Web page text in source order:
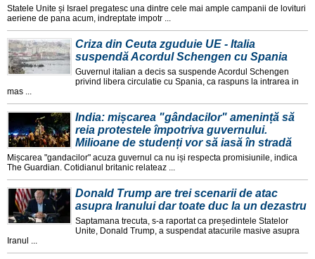
Statele Unite și Israel pregatesc una dintre cele mai ample campanii de lovituri
aeriene de pana acum, indreptate impotr ...
Criza din Ceuta zguduie UE - Italia
suspendă Acordul Schengen cu Spania
Guvernul italian a decis sa suspende Acordul Schengen
privind libera circulatie cu Spania, ca raspuns la intrarea in
mas ...
India: mișcarea "gândacilor" amenință să
reia protestele împotriva guvernului.
Milioane de studenți vor să iasă în stradă
Mișcarea "gandacilor" acuza guvernul ca nu iși respecta promisiunile, indica
The Guardian. Cotidianul britanic relateaz ...
Donald Trump are trei scenarii de atac
asupra Iranului dar toate duc la un dezastru
Saptamana trecuta, s-a raportat ca președintele Statelor
Unite, Donald Trump, a suspendat atacurile masive asupra
Iranul ...